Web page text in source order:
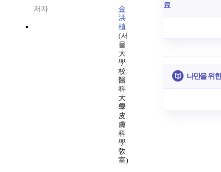
저자
金
洪
植
(서
울
大
學
校
醫
科
大
學
皮
膚
科
學
敎
室)
료
나만을 위